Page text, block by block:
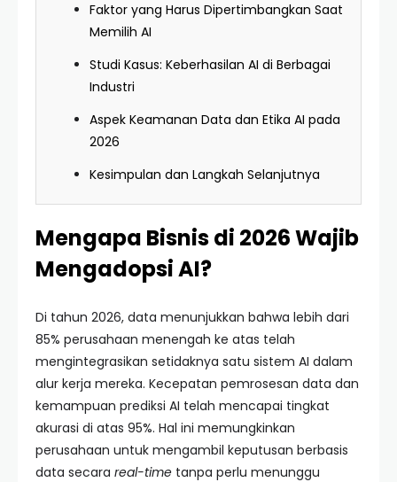
Faktor yang Harus Dipertimbangkan Saat
Memilih AI
Studi Kasus: Keberhasilan AI di Berbagai
Industri
Aspek Keamanan Data dan Etika AI pada
2026
Kesimpulan dan Langkah Selanjutnya
Mengapa Bisnis di 2026 Wajib
Mengadopsi AI?
Di tahun 2026, data menunjukkan bahwa lebih dari
85% perusahaan menengah ke atas telah
mengintegrasikan setidaknya satu sistem AI dalam
alur kerja mereka. Kecepatan pemrosesan data dan
kemampuan prediksi AI telah mencapai tingkat
akurasi di atas 95%. Hal ini memungkinkan
perusahaan untuk mengambil keputusan berbasis
data secara real-time tanpa perlu menunggu